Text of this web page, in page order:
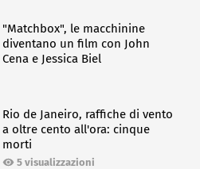
"Matchbox", le macchinine
diventano un film con John
Cena e Jessica Biel
Rio de Janeiro, raffiche di vento
a oltre cento all'ora: cinque
morti
5 visualizzazioni